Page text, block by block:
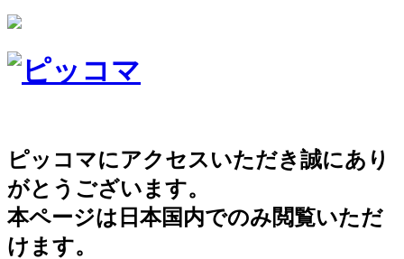
ピッコマにアクセスいただき誠にあり
がとうございます。
本ページは日本国内でのみ閲覧いただ
けます。